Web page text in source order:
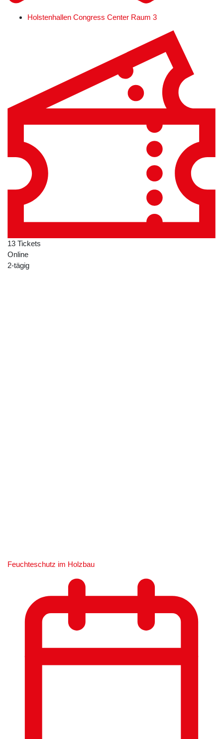
Holstenhallen Congress Center Raum 3
13 Tickets
Online
2-tägig
Feuchteschutz im Holzbau